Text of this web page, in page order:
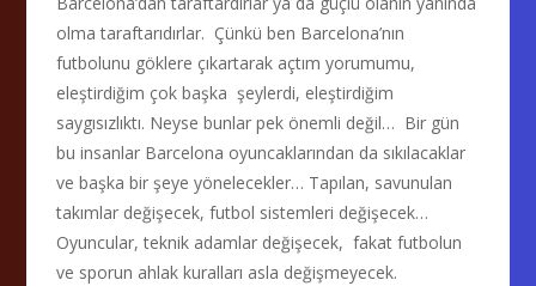
olma taraftarıdırlar. Çünkü ben Barcelona’nın
futbolunu göklere çıkartarak açtım yorumumu,
eleştirdiğim çok başka şeylerdi, eleştirdiğim
saygısızlıktı. Neyse bunlar pek önemli değil… Bir gün
bu insanlar Barcelona oyuncaklarından da sıkılacaklar
ve başka bir şeye yönelecekler… Tapılan, savunulan
takımlar değişecek, futbol sistemleri değişecek…
Oyuncular, teknik adamlar değişecek, fakat futbolun
ve sporun ahlak kuralları asla değişmeyecek.